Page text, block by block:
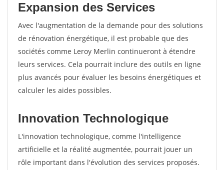
Expansion des Services
Avec l'augmentation de la demande pour des solutions
de rénovation énergétique, il est probable que des
sociétés comme Leroy Merlin continueront à étendre
leurs services. Cela pourrait inclure des outils en ligne
plus avancés pour évaluer les besoins énergétiques et
calculer les aides possibles.
Innovation Technologique
L'innovation technologique, comme l'intelligence
artificielle et la réalité augmentée, pourrait jouer un
rôle important dans l'évolution des services proposés.